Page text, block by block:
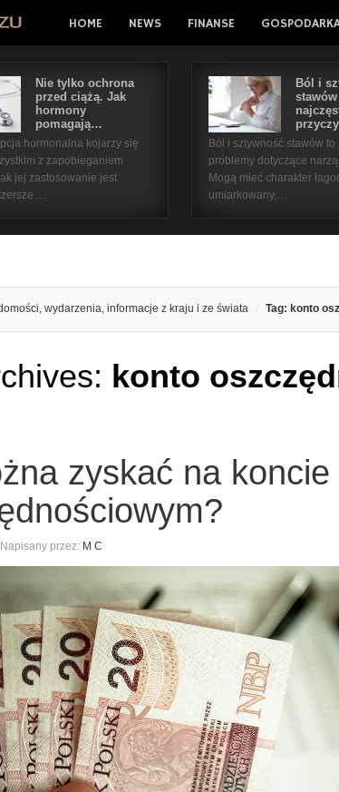
HOME NEWS FINANSE
Nie tylko ochrona
przed ciążą. Jak
hormony
pomagają…
hormonalna kojarzy się
z zapobieganiem
jej zastosowanie jest
Ból i
stawów
Ból i sztywność stawów
problemy dotyczące
Mogą mieć charakter
umiarkowany,…
wydarzenia, informacje z kraju i ze świata Tag: konto
konto
zyskać na koncie
Napisany przez: M C